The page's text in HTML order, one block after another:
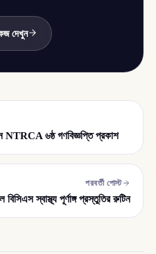
দেখুন
NTRCA ৬ষ্ঠ গণবিজ্ঞপ্তি প্রকাশ
পরবর্তী পোস্ট
স্বাস্থ্য পূর্ণাঙ্গ প্রস্তুতির রুটিন